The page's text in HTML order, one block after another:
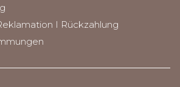
I Rückzahlung